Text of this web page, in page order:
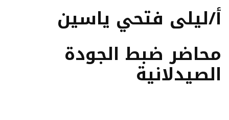
أ/ليلى فتحي ياسين
محاضر ضبط الجودة
الصيدلانية